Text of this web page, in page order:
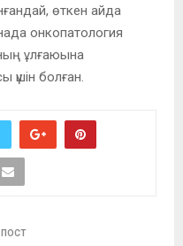
өткен айда
онкопатология
ұлғаюына
үшін болған.
ПОСТ